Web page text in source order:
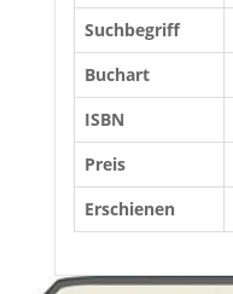
Suchbegriff
Buchart
ISBN
Preis
Erschienen